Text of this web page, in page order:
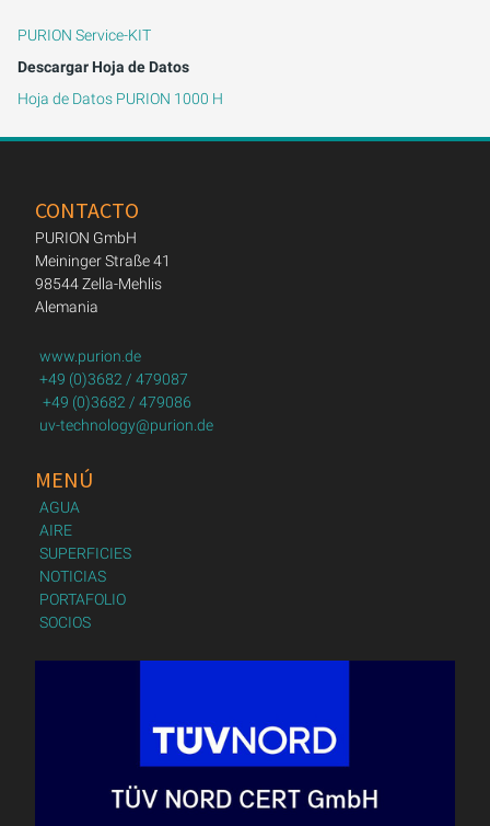
PURION Service-KIT
Descargar Hoja de Datos
Hoja de Datos PURION 1000 H
CONTACTO
PURION GmbH
Meininger Straße 41
98544 Zella-Mehlis
Alemania
www.purion.de
+49 (0)3682 / 479087
+49 (0)3682 / 479086
uv-technology@purion.de
MENÚ
AGUA
AIRE
SUPERFICIES
NOTICIAS
PORTAFOLIO
SOCIOS